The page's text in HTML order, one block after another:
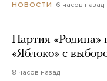
НОВОСТИ 6 часов назад
Партия «Родина»
«Яблоко» с
8 часов назад